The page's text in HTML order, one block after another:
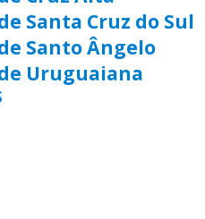
Santa Cruz do Sul
Santo Ângelo
Uruguaiana